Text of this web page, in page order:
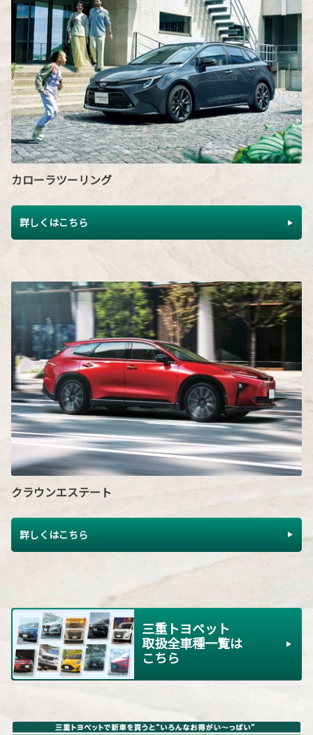
カローラツーリング
詳しくはこちら
クラウンエステート
詳しくはこちら
三重トヨペット
取扱全車種一覧は
こちら